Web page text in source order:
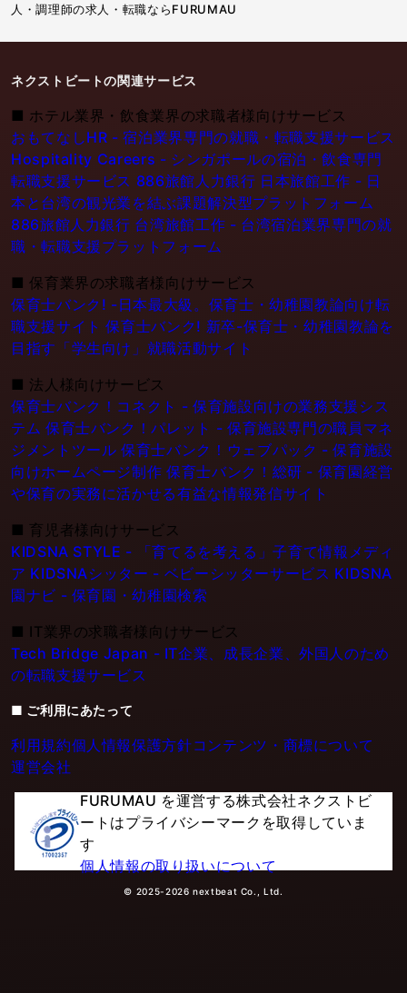
人・調理師の求人・転職ならFURUMAU
ネクストビートの関連サービス
■ ホテル業界・飲食業界の求職者様向けサービス
おもてなしHR - 宿泊業界専門の就職・転職支援サービス
Hospitality Careers - シンガポールの宿泊・飲食専門
転職支援サービス 886旅館人力銀行 日本旅館工作 - 日
本と台湾の観光業を結ぶ課題解決型プラットフォーム
886旅館人力銀行 台湾旅館工作 - 台湾宿泊業界専門の就
職・転職支援プラットフォーム
■ 保育業界の求職者様向けサービス
保育士バンク! -日本最大級。保育士・幼稚園教論向け転
職支援サイト 保育士バンク! 新卒-保育士・幼稚園教論を
目指す「学生向け」就職活動サイト
■ 法人様向けサービス
保育士バンク！コネクト - 保育施設向けの業務支援シス
テム 保育士バンク！パレット - 保育施設専門の職員マネ
ジメントツール 保育士バンク！ウェブパック - 保育施設
向けホームページ制作 保育士バンク！総研 - 保育園経営
や保育の実務に活かせる有益な情報発信サイト
■ 育児者様向けサービス
KIDSNA STYLE - 「育てるを考える」子育て情報メディ
ア KIDSNAシッター - ベビーシッターサービス KIDSNA
園ナビ - 保育園・幼稚園検索
■ IT業界の求職者様向けサービス
Tech Bridge Japan - IT企業、成長企業、外国人のため
の転職支援サービス
■ ご利用にあたって
利用規約個人情報保護方針コンテンツ・商標について
運営会社
FURUMAU を運営する株式会社ネクストビ
ートはプライバシーマークを取得していま
す
個人情報の取り扱いについて
© 2025-2026 nextbeat Co., Ltd.